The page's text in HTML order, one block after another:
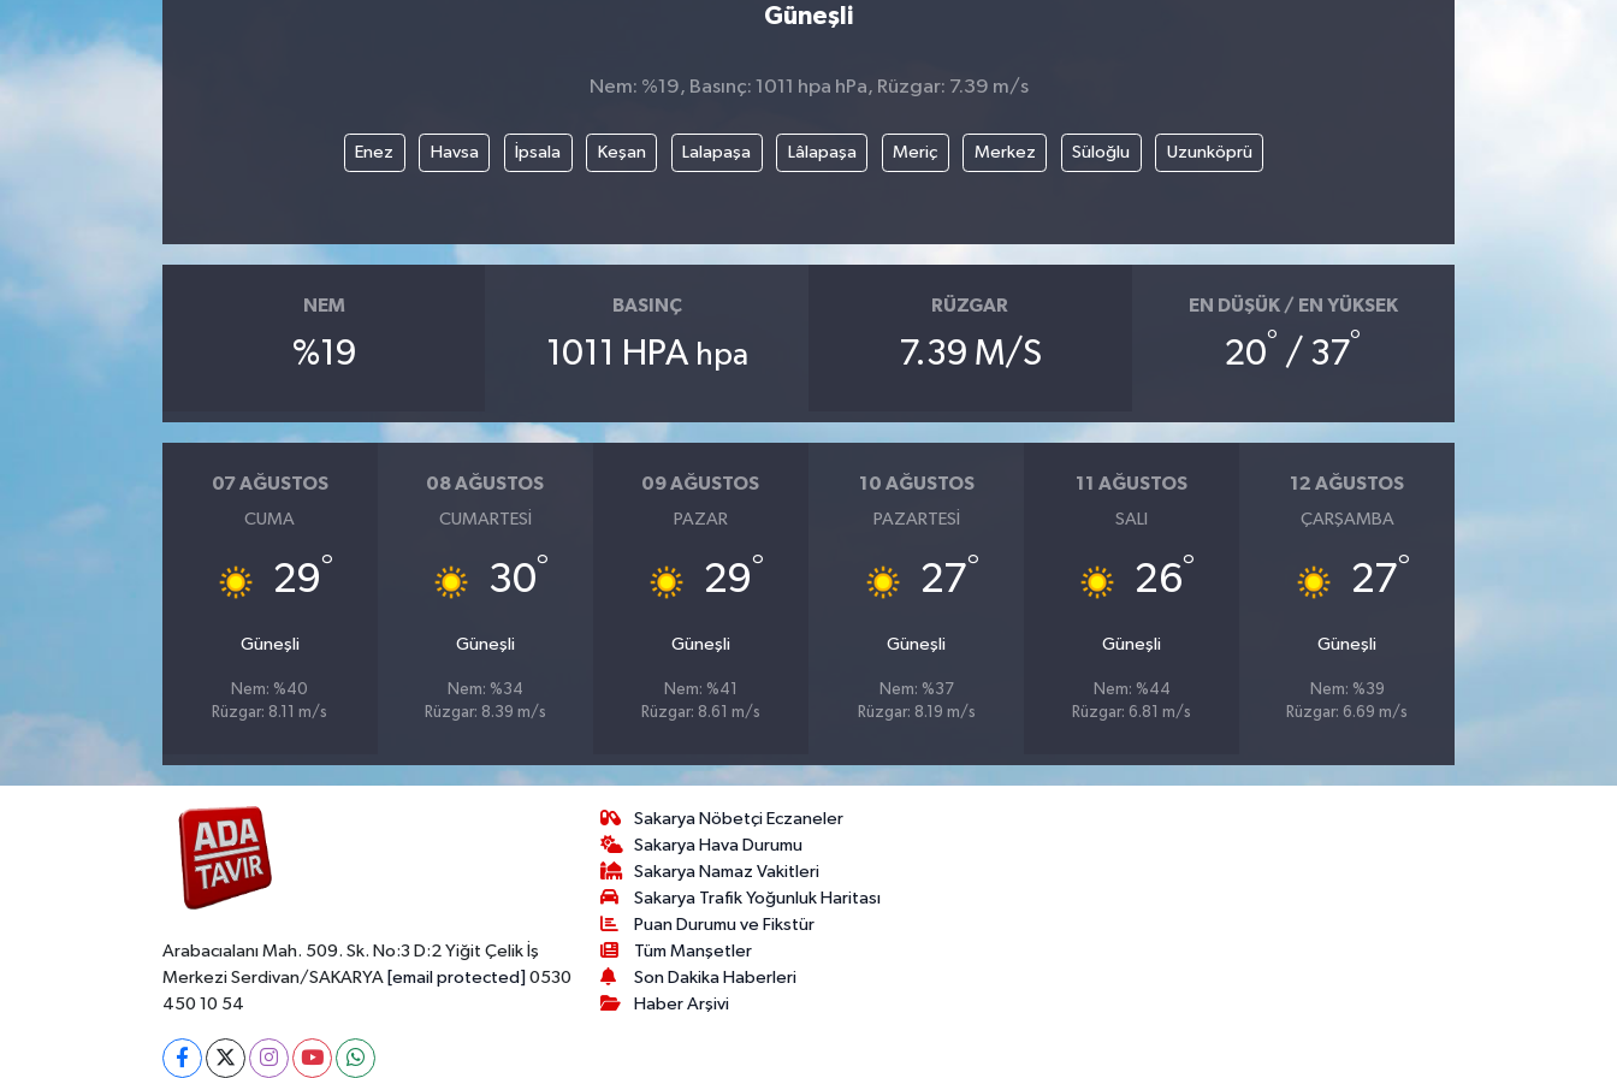
Güneşli
Nem: %19, Basınç: 1011 hpa hPa, Rüzgar: 7.39 m/s
Enez Havsa İpsala Keşan Lalapaşa Lâlapaşa Meriç Merkez Süloğlu Uzunköprü
NEM
%19
BASINÇ
1011 HPA hpa
RÜZGAR
7.39 M/S
EN DÜŞÜK / EN YÜKSEK
20° / 37°
07 AĞUSTOS
CUMA
29°
Güneşli
Nem: %40
Rüzgar: 8.11 m/s
08 AĞUSTOS
CUMARTESI
30°
Güneşli
Nem: %34
Rüzgar: 8.39 m/s
09 AĞUSTOS
PAZAR
29°
Güneşli
Nem: %41
Rüzgar: 8.61 m/s
10 AĞUSTOS
PAZARTESI
27°
Güneşli
Nem: %37
Rüzgar: 8.19 m/s
11 AĞUSTOS
SALI
26°
Güneşli
Nem: %44
Rüzgar: 6.81 m/s
12 AĞUSTOS
ÇARŞAMBA
27°
Güneşli
Nem: %39
Rüzgar: 6.69 m/s
Arabacıalanı Mah. 509. Sk. No:3 D:2 Yiğit Çelik İş
Merkezi Serdivan/SAKARYA [email protected] 0530
450 10 54
Sakarya Nöbetçi Eczaneler
Sakarya Hava Durumu
Sakarya Namaz Vakitleri
Sakarya Trafik Yoğunluk Haritası
Puan Durumu ve Fikstür
Tüm Manşetler
Son Dakika Haberleri
Haber Arşivi